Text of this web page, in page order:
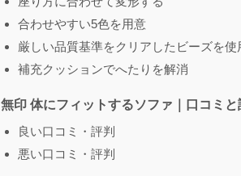
合わせやすい5色を用意
厳しい品質基準をクリアしたビーズを使
補充クッションでへたりを解消
無印 体にフィットするソファ｜口コミと
良い口コミ・評判
悪い口コミ・評判